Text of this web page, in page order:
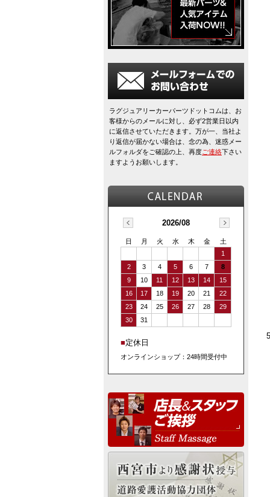
ラグジュアリーカーパーツドットコムは、お
客様からのメールに対し、必ず2営業日以内
に返信させていただきます。万が一、当社よ
り返信が届かない場合は、念の為、迷惑メー
ルフォルダをご確認の上、再度ご連絡下さい
ますようお願いします。
2026/08
日 月 火 水 木 金
土
1
2
3 4 5 6 7
8
9
10 11 12 13 14
15
16
17 18 19 20 21
22
23
24 25 26 27 28
29
30
31
■定休日
オンラインショップ：24時間受付中